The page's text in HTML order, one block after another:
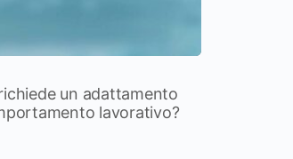
un adattamento
lavorativo?